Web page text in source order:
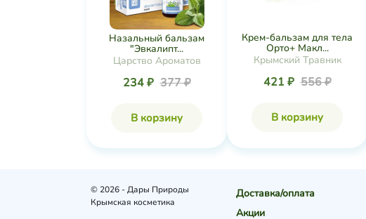
Назальный бальзам
"Эвкалипт...
Царство Ароматов
234 ₽ 377 ₽
В корзину
Крем-бальзам для тела
Орто+ Макл...
Крымский Травник
421 ₽ 556 ₽
В корзину
© 2026 - Дары Природы
Крымская косметика
Доставка/оплата
Акции